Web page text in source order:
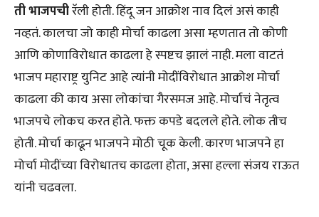
ती भाजपचीरॅली होती. हिंदू जन आक्रोश नाव दिलं असं काही
नव्हतं. कालचा जो काही मोर्चा काढला असा म्हणतात तो कोणी
आणि कोणाविरोधात काढला हे स्पष्टच झालं नाही. मला वाटतं
भाजप महाराष्ट्र युनिट आहे त्यांनी मोदींविरोधात आक्रोश मोर्चा
काढला की काय असा लोकांचा गैरसमज आहे. मोर्चाचं नेतृत्व
भाजपचे लोकच करत होते. फक्त कपडे बदलले होते. लोक तीच
होती. मोर्चा काढून भाजपने मोठी चूक केली. कारण भाजपने हा
मोर्चा मोदींच्या विरोधातच काढला होता, असा हल्ला संजय राऊत
यांनी चढवला.